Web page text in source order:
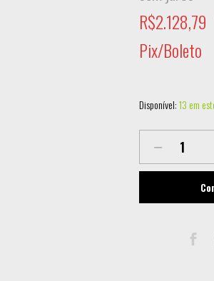
R$2.128,79
Pix/Boleto
Disponível:13 em
SPARKULAR
LL-
SPARK
quantity